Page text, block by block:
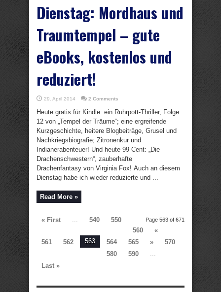
Dienstag: Mordhaus und
Traumtempel – gute
eBooks, kostenlos und
reduziert!
29. April 2014 2 Comments
Heute gratis für Kindle: ein Ruhrpott-Thriller, Folge
12 von „Tempel der Träume“; eine ergreifende
Kurzgeschichte, heitere Blogbeiträge, Grusel und
Nachkriegsbiografie; Zitronenkur und
Indianerabenteuer! Und heute 99 Cent: „Die
Drachenschwestern“, zauberhafte
Drachenfantasy von Virginia Fox! Auch an diesem
Dienstag habe ich wieder reduzierte und ...
Read More »
Page 563 of 671
« First ... 540
550
560
«
561
562 563 564 565 »
570
580
590
...
Last »